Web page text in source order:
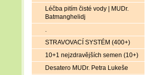
Léčba pitím čisté vody | MUDr.
Batmanghelidj
.
STRAVOVACÍ SYSTÉM (400+)
10+1 nejzdravějších semen (10+)
Desatero MUDr. Petra Lukeše